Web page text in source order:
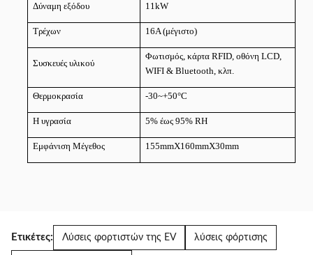
Δύναμη εξόδου 11kW
Τρέχων 16A (μέγιστο)
Συσκευές υλικού
Φωτισμός, κάρτα RFID, οθόνη LCD,
WIFI & Bluetooth, κλπ.
Θερμοκρασία -30~+50°C
Η υγρασία 5% έως 95% RH
Εμφάνιση Μέγεθος 155mmX160mmX30mm
Ετικέτες: Λύσεις φορτιστών της EV λύσεις φόρτισης